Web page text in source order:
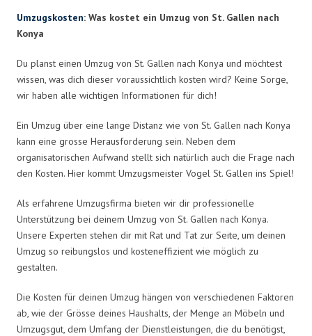
Umzugskosten: Was kostet ein Umzug von St. Gallen nach
Konya
Du planst einen Umzug von St. Gallen nach Konya und möchtest
wissen, was dich dieser voraussichtlich kosten wird? Keine Sorge,
wir haben alle wichtigen Informationen für dich!
Ein Umzug über eine lange Distanz wie von St. Gallen nach Konya
kann eine grosse Herausforderung sein. Neben dem
organisatorischen Aufwand stellt sich natürlich auch die Frage nach
den Kosten. Hier kommt Umzugsmeister Vogel St. Gallen ins Spiel!
Als erfahrene Umzugsfirma bieten wir dir professionelle
Unterstützung bei deinem Umzug von St. Gallen nach Konya.
Unsere Experten stehen dir mit Rat und Tat zur Seite, um deinen
Umzug so reibungslos und kosteneffizient wie möglich zu
gestalten.
Die Kosten für deinen Umzug hängen von verschiedenen Faktoren
ab, wie der Grösse deines Haushalts, der Menge an Möbeln und
Umzugsgut, dem Umfang der Dienstleistungen, die du benötigst,